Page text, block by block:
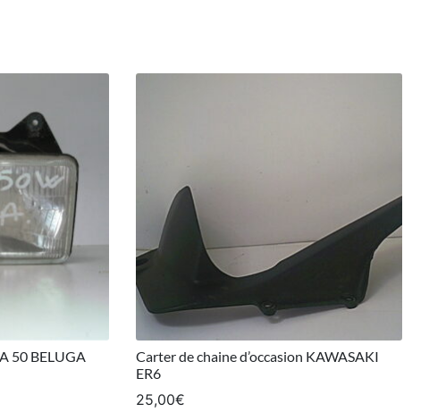
50 BELUGA
Carter de chaine d’occasion KAWASAKI
ER6
25,00€